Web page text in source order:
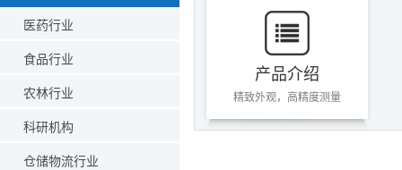
医药行业
食品行业
农林行业
科研机构
仓储物流行业
产品介绍
精致外观，高精度测量